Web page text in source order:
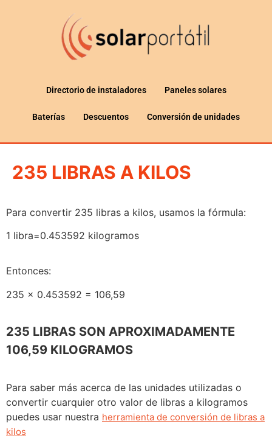
Directorio de instaladores Paneles solares
Baterías Descuentos Conversión de unidades
235 LIBRAS A KILOS
Para convertir 235 libras a kilos, usamos la fórmula:
1 libra=0.453592 kilogramos
Entonces:
235 x 0.453592 = 106,59
235 LIBRAS SON APROXIMADAMENTE
106,59 KILOGRAMOS
Para saber más acerca de las unidades utilizadas o
convertir cuarquier otro valor de libras a kilogramos
puedes usar nuestra herramienta de conversión de libras a
kilos